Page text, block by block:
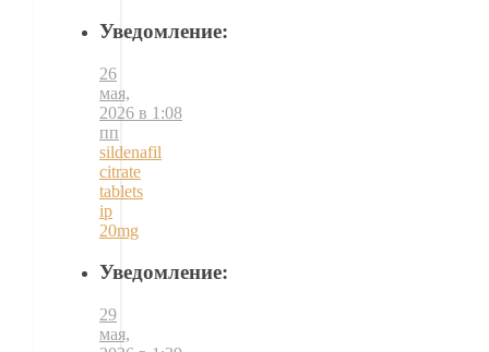
Уведомление:
26
мая,
2026 в 1:08
пп
sildenafil
citrate
tablets
ip
20mg
Уведомление:
29
мая,